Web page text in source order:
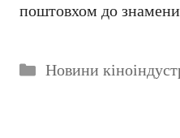
поштовхом до
Категорії
Новини